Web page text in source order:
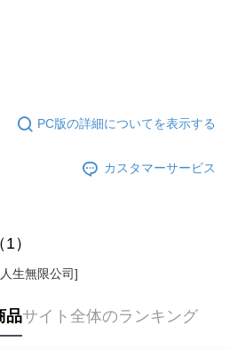
PC版の詳細についてを表示する
カスタマーサービス
）
生無限公司]
品サイト全体のランキング